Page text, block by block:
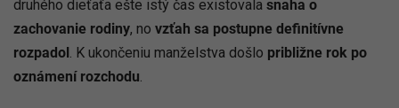
druhého dieťaťa ešte istý čas existovala snaha o
zachovanie rodiny, no vzťah sa postupne definitívne
rozpadol. K ukončeniu manželstva došlo približne rok po
oznámení rozchodu.